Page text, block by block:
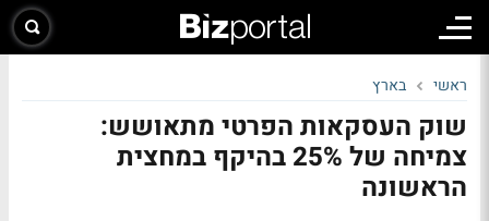
ראשי בארץ
שוק העסקאות הפרטי מתאושש:
צמיחה של 25% בהיקף במחצית
הראשונה